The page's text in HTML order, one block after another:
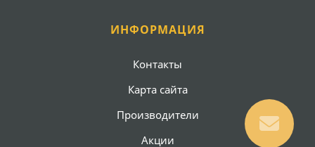
ИНФОРМАЦИЯ
Контакты
Карта сайта
Производители
Акции